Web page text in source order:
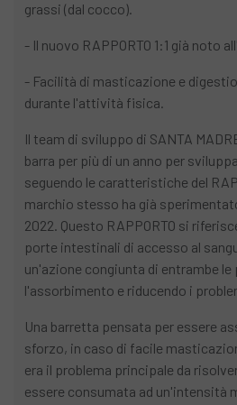
grassi (dal cocco).
- Il nuovo RAPPORTO 1:1 già noto
- Facilità di masticazione e
durante l'attività fisica.
Il team di sviluppo di SANTA
barra per più di un anno per
seguendo le caratteristiche del
marchio stesso ha già
2022. Questo RAPPORTO si
porte intestinali di accesso al
un'azione congiunta di entrambe
l'assorbimento e riducendo i
Una barretta pensata per essere
sforzo, in caso di facile
era il problema principale da
essere consumata ad un'intensità